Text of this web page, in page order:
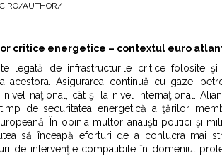
AUTHOR/
critice energetice – contextul euro
legată de infrastructurile critice folosite
acestora. Asigurarea continuă cu gaze,
naţional, cât şi la nivel internaţional.
de securitatea energetică a ţărilor
În opinia multor analişti politici şi
să înceapă eforturi de a conlucra mai
de intervenţie compatibile în domeniul